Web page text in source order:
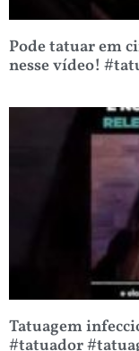
Pode tatuar em
nesse vídeo!
Tatuagem
#tatuador